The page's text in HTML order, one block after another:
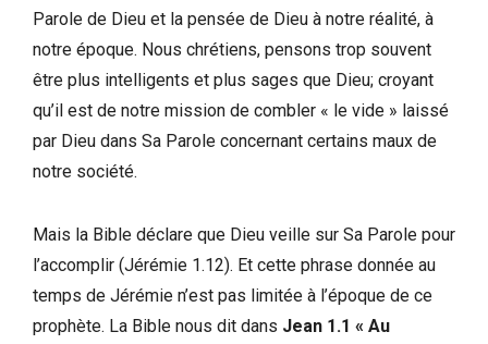
Parole de Dieu et la pensée de Dieu à notre réalité, à
notre époque. Nous chrétiens, pensons trop souvent
être plus intelligents et plus sages que Dieu; croyant
qu’il est de notre mission de combler « le vide » laissé
par Dieu dans Sa Parole concernant certains maux de
notre société.
Mais la Bible déclare que Dieu veille sur Sa Parole pour
l’accomplir (Jérémie 1.12). Et cette phrase donnée au
temps de Jérémie n’est pas limitée à l’époque de ce
prophète. La Bible nous dit dans Jean 1.1 « Au